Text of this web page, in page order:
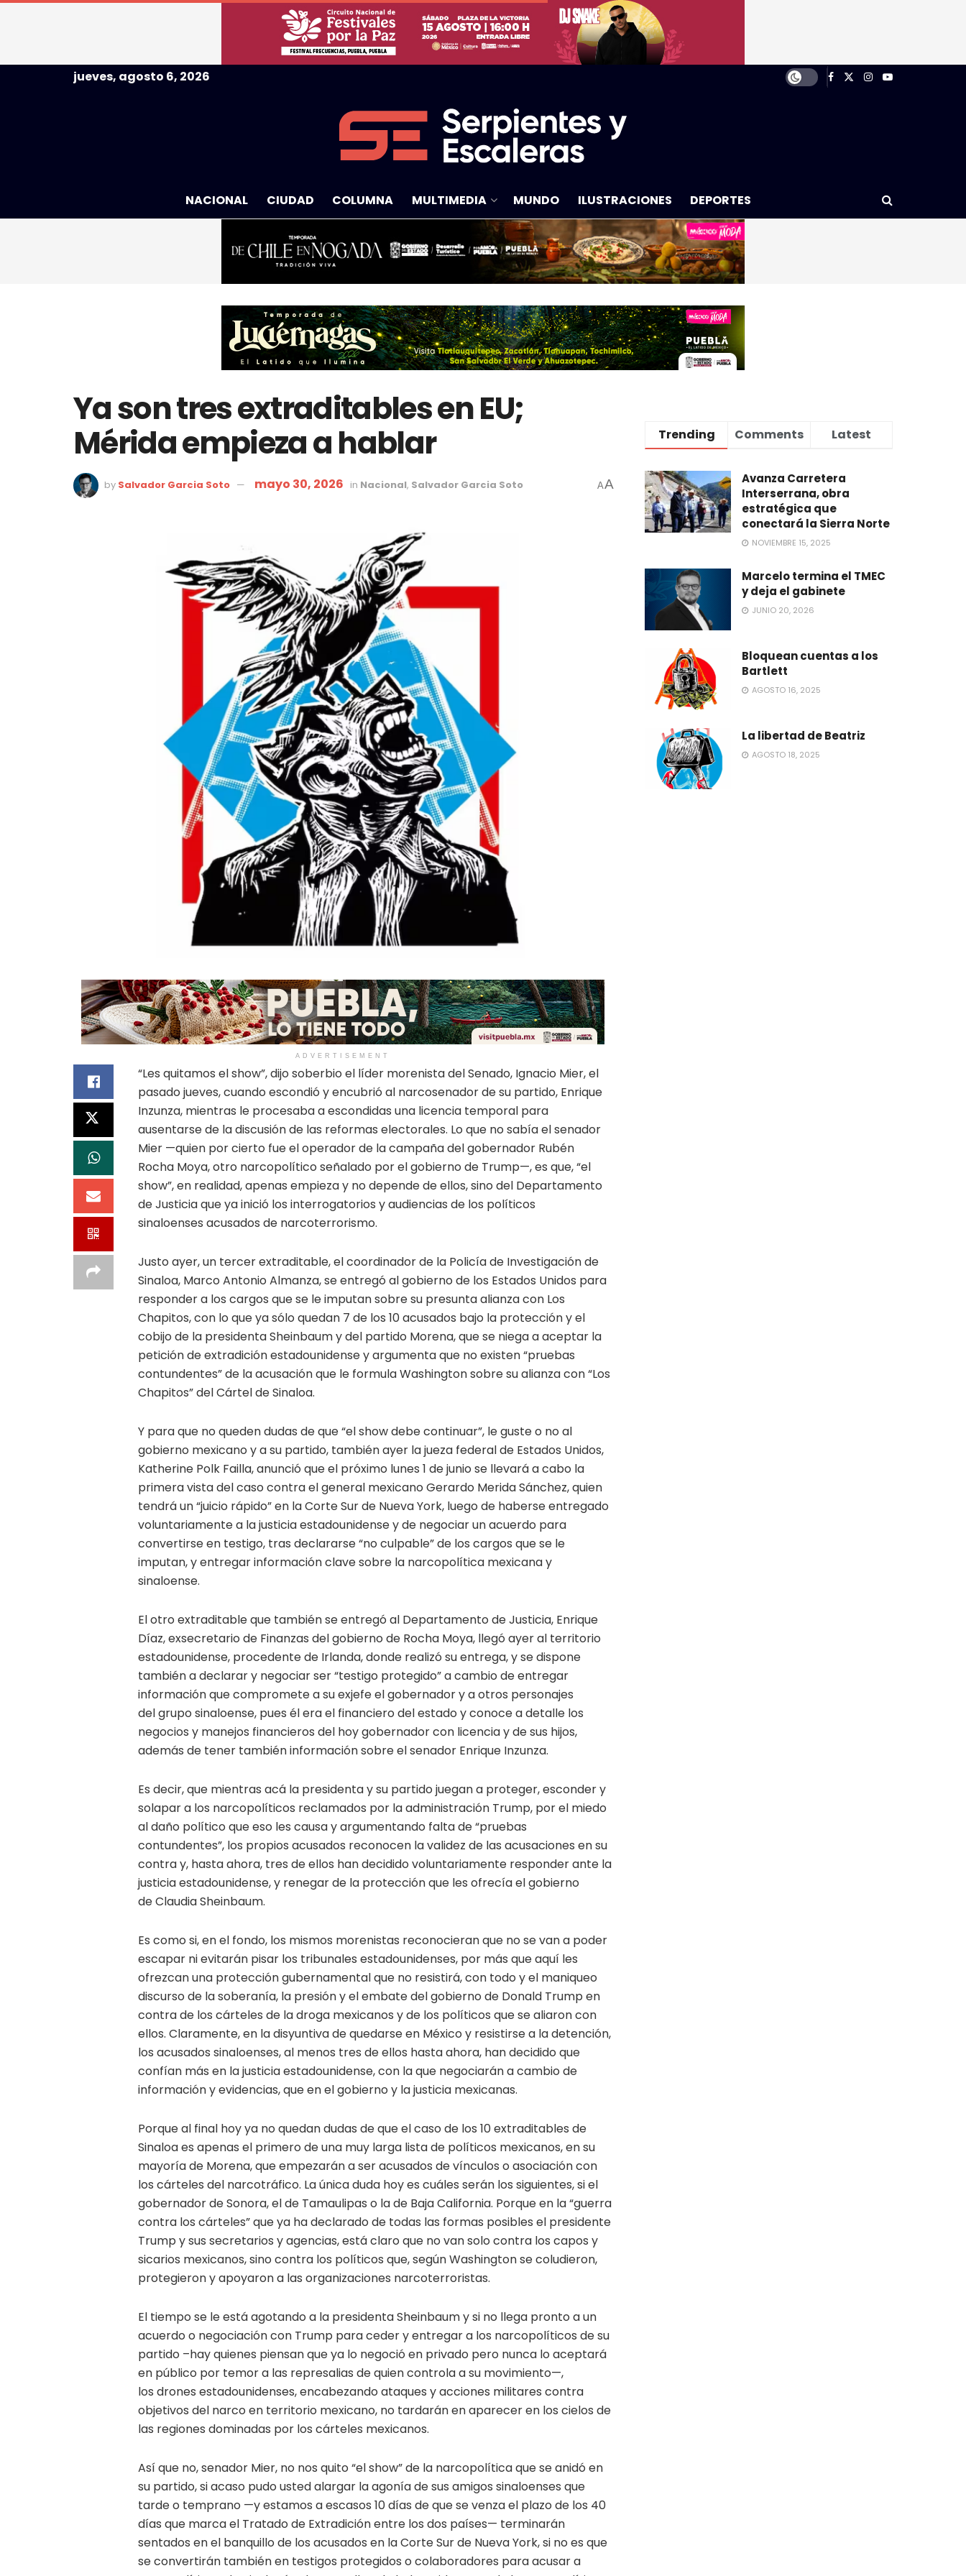
jueves, agosto 6, 2026
NACIONAL CIUDAD COLUMNA MULTIMEDIA MUNDO ILUSTRACIONES DEPORTES
Ya son tres extraditables en EU;
Mérida empieza a hablar
by Salvador Garcia Soto mayo 30, 2026 in Nacional, Salvador Garcia Soto AA
ADVERTISEMENT
“Les quitamos el show”, dijo soberbio el líder morenista del Senado, Ignacio Mier, el
pasado jueves, cuando escondió y encubrió al narcosenador de su partido, Enrique
Inzunza, mientras le procesaba a escondidas una licencia temporal para
ausentarse de la discusión de las reformas electorales. Lo que no sabía el senador
Mier —quien por cierto fue el operador de la campaña del gobernador Rubén
Rocha Moya, otro narcopolítico señalado por el gobierno de Trump—, es que, “el
show”, en realidad, apenas empieza y no depende de ellos, sino del Departamento
de Justicia que ya inició los interrogatorios y audiencias de los políticos
sinaloenses acusados de narcoterrorismo.
Justo ayer, un tercer extraditable, el coordinador de la Policía de Investigación de
Sinaloa, Marco Antonio Almanza, se entregó al gobierno de los Estados Unidos para
responder a los cargos que se le imputan sobre su presunta alianza con Los
Chapitos, con lo que ya sólo quedan 7 de los 10 acusados bajo la protección y el
cobijo de la presidenta Sheinbaum y del partido Morena, que se niega a aceptar la
petición de extradición estadounidense y argumenta que no existen “pruebas
contundentes” de la acusación que le formula Washington sobre su alianza con “Los
Chapitos” del Cártel de Sinaloa.
Y para que no queden dudas de que “el show debe continuar”, le guste o no al
gobierno mexicano y a su partido, también ayer la jueza federal de Estados Unidos,
Katherine Polk Failla, anunció que el próximo lunes 1 de junio se llevará a cabo la
primera vista del caso contra el general mexicano Gerardo Merida Sánchez, quien
tendrá un “juicio rápido” en la Corte Sur de Nueva York, luego de haberse entregado
voluntariamente a la justicia estadounidense y de negociar un acuerdo para
convertirse en testigo, tras declararse “no culpable” de los cargos que se le
imputan, y entregar información clave sobre la narcopolítica mexicana y
sinaloense.
El otro extraditable que también se entregó al Departamento de Justicia, Enrique
Díaz, exsecretario de Finanzas del gobierno de Rocha Moya, llegó ayer al territorio
estadounidense, procedente de Irlanda, donde realizó su entrega, y se dispone
también a declarar y negociar ser “testigo protegido” a cambio de entregar
información que compromete a su exjefe el gobernador y a otros personajes
del grupo sinaloense, pues él era el financiero del estado y conoce a detalle los
negocios y manejos financieros del hoy gobernador con licencia y de sus hijos,
además de tener también información sobre el senador Enrique Inzunza.
Es decir, que mientras acá la presidenta y su partido juegan a proteger, esconder y
solapar a los narcopolíticos reclamados por la administración Trump, por el miedo
al daño político que eso les causa y argumentando falta de “pruebas
contundentes”, los propios acusados reconocen la validez de las acusaciones en su
contra y, hasta ahora, tres de ellos han decidido voluntariamente responder ante la
justicia estadounidense, y renegar de la protección que les ofrecía el gobierno
de Claudia Sheinbaum.
Es como si, en el fondo, los mismos morenistas reconocieran que no se van a poder
escapar ni evitarán pisar los tribunales estadounidenses, por más que aquí les
ofrezcan una protección gubernamental que no resistirá, con todo y el maniqueo
discurso de la soberanía, la presión y el embate del gobierno de Donald Trump en
contra de los cárteles de la droga mexicanos y de los políticos que se aliaron con
ellos. Claramente, en la disyuntiva de quedarse en México y resistirse a la detención,
los acusados sinaloenses, al menos tres de ellos hasta ahora, han decidido que
confían más en la justicia estadounidense, con la que negociarán a cambio de
información y evidencias, que en el gobierno y la justicia mexicanas.
Porque al final hoy ya no quedan dudas de que el caso de los 10 extraditables de
Sinaloa es apenas el primero de una muy larga lista de políticos mexicanos, en su
mayoría de Morena, que empezarán a ser acusados de vínculos o asociación con
los cárteles del narcotráfico. La única duda hoy es cuáles serán los siguientes, si el
gobernador de Sonora, el de Tamaulipas o la de Baja California. Porque en la “guerra
contra los cárteles” que ya ha declarado de todas las formas posibles el presidente
Trump y sus secretarios y agencias, está claro que no van solo contra los capos y
sicarios mexicanos, sino contra los políticos que, según Washington se coludieron,
protegieron y apoyaron a las organizaciones narcoterroristas.
El tiempo se le está agotando a la presidenta Sheinbaum y si no llega pronto a un
acuerdo o negociación con Trump para ceder y entregar a los narcopolíticos de su
partido –hay quienes piensan que ya lo negoció en privado pero nunca lo aceptará
en público por temor a las represalias de quien controla a su movimiento—,
los drones estadounidenses, encabezando ataques y acciones militares contra
objetivos del narco en territorio mexicano, no tardarán en aparecer en los cielos de
las regiones dominadas por los cárteles mexicanos.
Así que no, senador Mier, no nos quito “el show” de la narcopolítica que se anidó en
su partido, si acaso pudo usted alargar la agonía de sus amigos sinaloenses que
tarde o temprano —y estamos a escasos 10 días de que se venza el plazo de los 40
días que marca el Tratado de Extradición entre los dos países— terminarán
sentados en el banquillo de los acusados en la Corte Sur de Nueva York, si no es que
se convertirán también en testigos protegidos o colaboradores para acusar a
Trending Comments Latest
Avanza Carretera
Interserrana, obra
estratégica que
conectará la Sierra Norte
NOVIEMBRE 15, 2025
Marcelo termina el TMEC
y deja el gabinete
JUNIO 20, 2026
Bloquean cuentas a los
Bartlett
AGOSTO 16, 2025
La libertad de Beatriz
AGOSTO 18, 2025